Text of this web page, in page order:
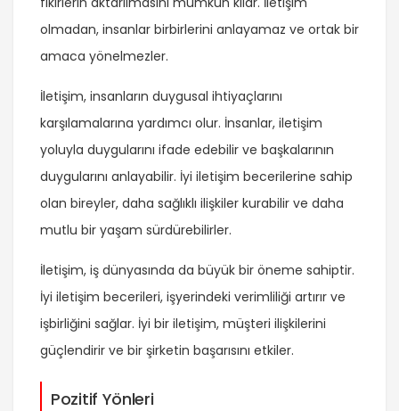
olmadan, insanlar birbirlerini anlayamaz ve ortak bir
amaca yönelmezler.
İletişim, insanların duygusal ihtiyaçlarını
karşılamalarına yardımcı olur. İnsanlar, iletişim
yoluyla duygularını ifade edebilir ve başkalarının
duygularını anlayabilir. İyi iletişim becerilerine sahip
olan bireyler, daha sağlıklı ilişkiler kurabilir ve daha
mutlu bir yaşam sürdürebilirler.
İletişim, iş dünyasında da büyük bir öneme sahiptir.
İyi iletişim becerileri, işyerindeki verimliliği artırır ve
işbirliğini sağlar. İyi bir iletişim, müşteri ilişkilerini
güçlendirir ve bir şirketin başarısını etkiler.
Pozitif Yönleri